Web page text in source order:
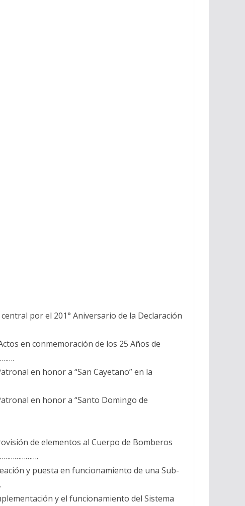
por el 201° Aniversario de la Declaración
en conmemoración de los 25 Años de
en honor a “San Cayetano” en la
en honor a “Santo Domingo de
de elementos al Cuerpo de Bomberos
y puesta en funcionamiento de una Sub-
y el funcionamiento del Sistema